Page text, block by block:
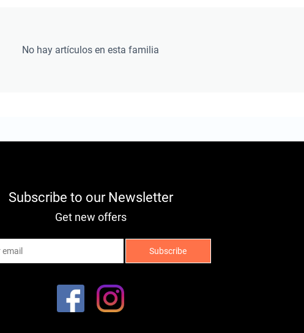
No hay artículos en esta familia
Subscribe to our Newsletter
Get new offers